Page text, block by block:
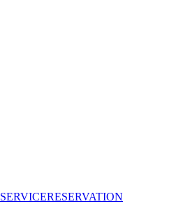
SERVICERESERVATION